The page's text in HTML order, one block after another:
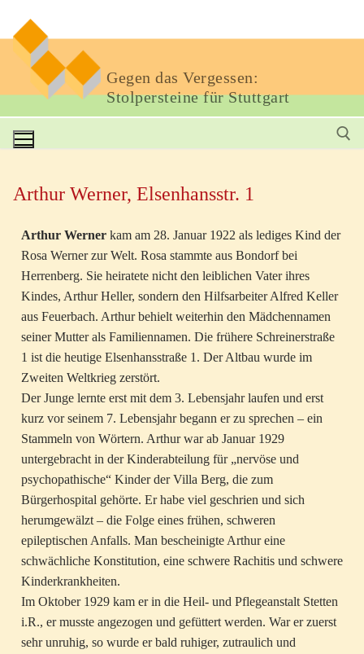
Gegen das Vergessen:
Stolpersteine für Stuttgart
Arthur Werner, Elsenhansstr. 1
Arthur Werner kam am 28. Januar 1922 als lediges Kind der
Rosa Werner zur Welt. Rosa stammte aus Bondorf bei
Herrenberg. Sie heiratete nicht den leiblichen Vater ihres
Kindes, Arthur Heller, sondern den Hilfsarbeiter Alfred Keller
aus Feuerbach. Arthur behielt weiterhin den Mädchennamen
seiner Mutter als Familiennamen. Die frühere Schreinerstraße
1 ist die heutige Elsenhansstraße 1. Der Altbau wurde im
Zweiten Weltkrieg zerstört.
Der Junge lernte erst mit dem 3. Lebensjahr laufen und erst
kurz vor seinem 7. Lebensjahr begann er zu sprechen – ein
Stammeln von Wörtern. Arthur war ab Januar 1929
untergebracht in der Kinderabteilung für „nervöse und
psychopathische“ Kinder der Villa Berg, die zum
Bürgerhospital gehörte. Er habe viel geschrien und sich
herumgewälzt – die Folge eines frühen, schweren
epileptischen Anfalls. Man bescheinigte Arthur eine
schwächliche Konstitution, eine schwere Rachitis und schwere
Kinderkrankheiten.
Im Oktober 1929 kam er in die Heil- und Pflegeanstalt Stetten
i.R., er musste angezogen und gefüttert werden. War er zuerst
sehr unruhig, so wurde er bald ruhiger, zutraulich und